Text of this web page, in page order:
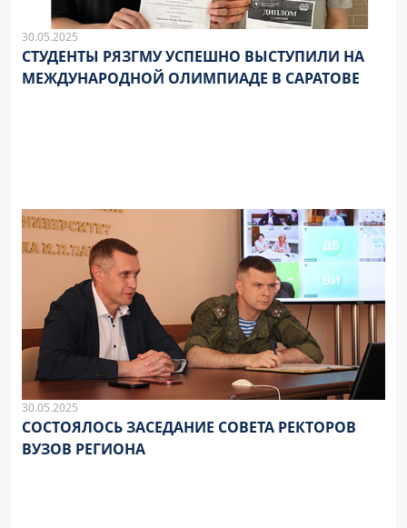
30.05.2025
СТУДЕНТЫ РЯЗГМУ УСПЕШНО ВЫСТУПИЛИ НА
МЕЖДУНАРОДНОЙ ОЛИМПИАДЕ В САРАТОВЕ
30.05.2025
СОСТОЯЛОСЬ ЗАСЕДАНИЕ СОВЕТА РЕКТОРОВ
ВУЗОВ РЕГИОНА